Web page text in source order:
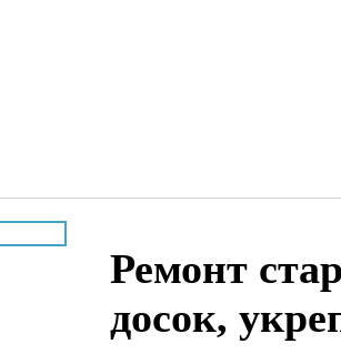
Ремонт
досок,